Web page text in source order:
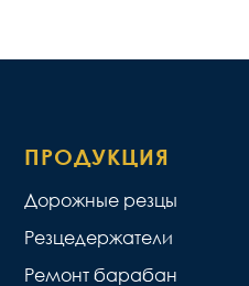
ПРОДУКЦИЯ
Дорожные резцы
Резцедержатели
Ремонт барабан